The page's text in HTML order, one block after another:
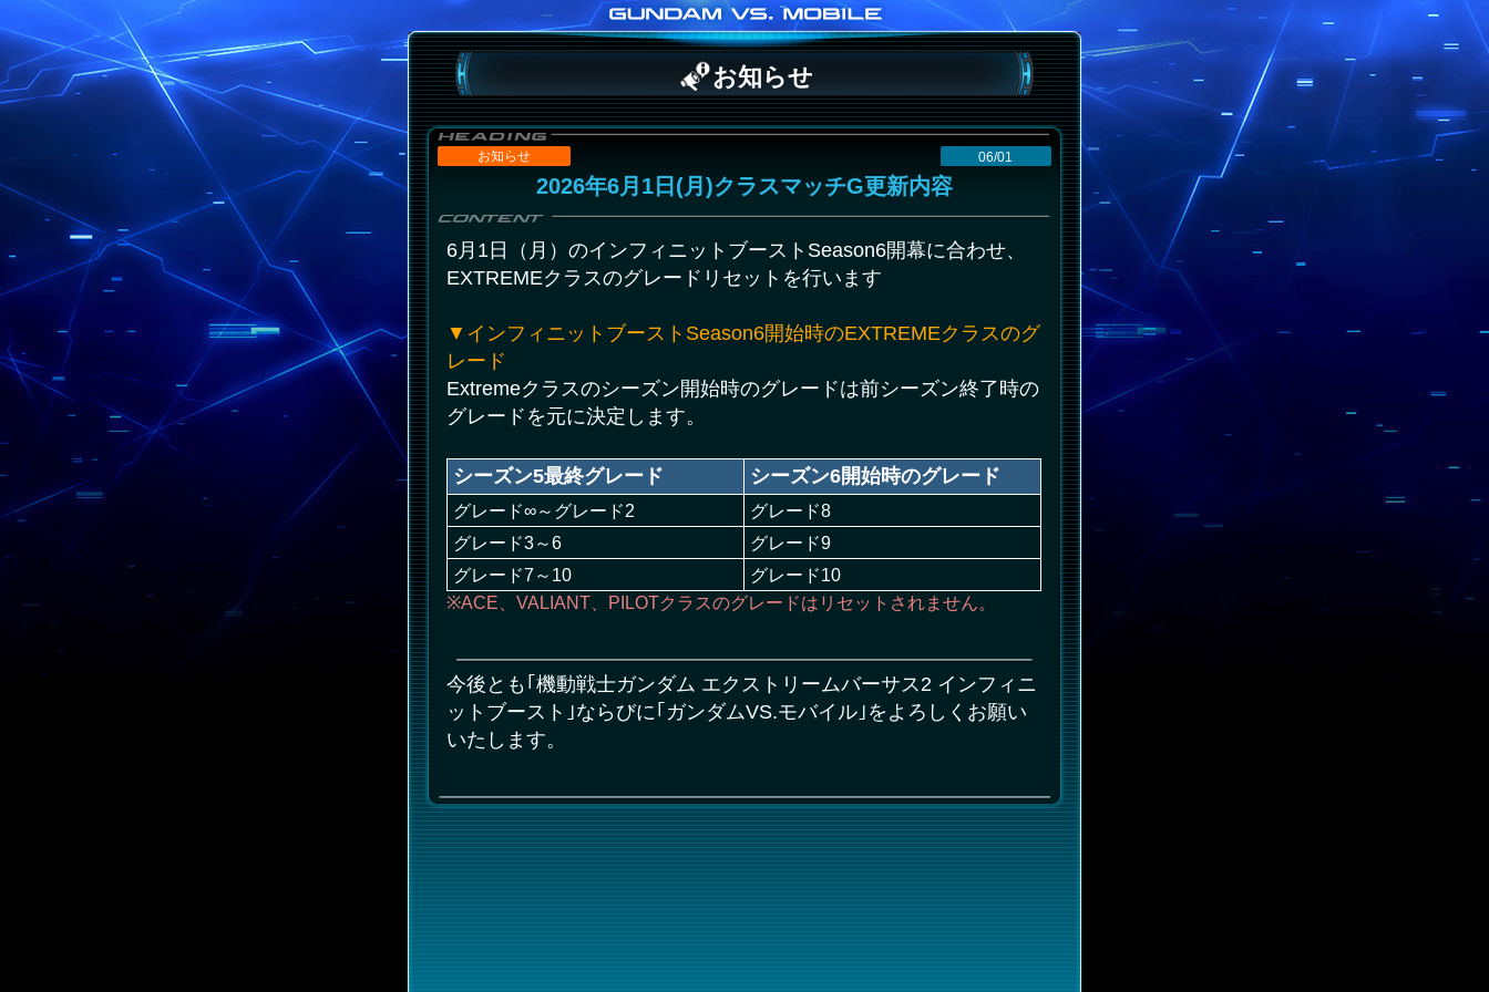
お知らせ
お知らせ 06/01
2026年6月1日(月)クラスマッチG更新内容
6月1日（月）のインフィニットブーストSeason6開幕に合わせ、
EXTREMEクラスのグレードリセットを行います
▼インフィニットブーストSeason6開始時のEXTREMEクラスのグ
レード
Extremeクラスのシーズン開始時のグレードは前シーズン終了時の
グレードを元に決定します。
シーズン5最終グレード シーズン6開始時のグレード
グレード∞～グレード2
グレード8
グレード3～6
グレード9
グレード7～10
グレード10
※ACE、VALIANT、PILOTクラスのグレードはリセットされません。
今後とも｢機動戦士ガンダム エクストリームバーサス2 インフィニ
ットブースト｣ならびに｢ガンダムVS.モバイル｣をよろしくお願い
いたします。